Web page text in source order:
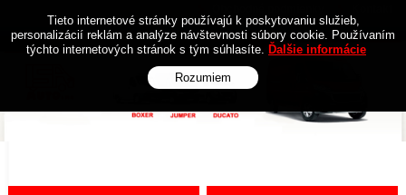
Tieto internetové stránky používajú k poskytovaniu služieb,
personalizácií reklám a analýze návštevnosti súbory cookie. Používaním
týchto internetových stránok s tým súhlasíte. Ďalšie informácie
Rozumiem